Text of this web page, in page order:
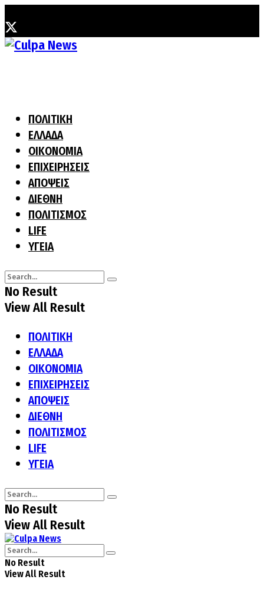
ΠΟΛΙΤΙΚΗ
ΕΛΛΑΔΑ
ΟΙΚΟΝΟΜΙΑ
ΕΠΙΧΕΙΡΗΣΕΙΣ
ΑΠΟΨΕΙΣ
ΔΙΕΘΝΗ
ΠΟΛΙΤΙΣΜΟΣ
LIFE
ΥΓΕΙΑ
No Result
View All Result
ΠΟΛΙΤΙΚΗ
ΕΛΛΑΔΑ
ΟΙΚΟΝΟΜΙΑ
ΕΠΙΧΕΙΡΗΣΕΙΣ
ΑΠΟΨΕΙΣ
ΔΙΕΘΝΗ
ΠΟΛΙΤΙΣΜΟΣ
LIFE
ΥΓΕΙΑ
No Result
View All Result
No Result
View All Result